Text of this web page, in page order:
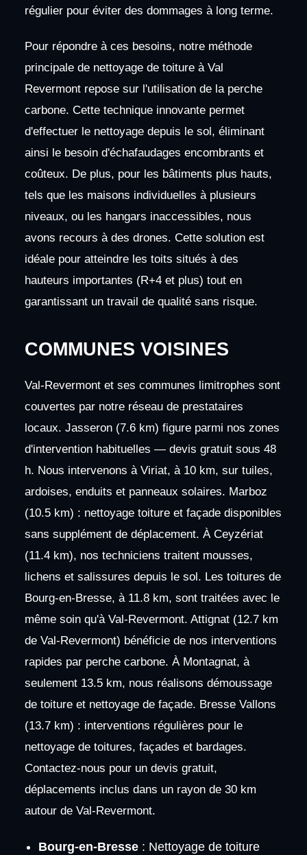
régulier pour éviter des dommages à long terme.
Pour répondre à ces besoins, notre méthode
principale de nettoyage de toiture à Val
Revermont repose sur l'utilisation de la perche
carbone. Cette technique innovante permet
d'effectuer le nettoyage depuis le sol, éliminant
ainsi le besoin d'échafaudages encombrants et
coûteux. De plus, pour les bâtiments plus hauts,
tels que les maisons individuelles à plusieurs
niveaux, ou les hangars inaccessibles, nous
avons recours à des drones. Cette solution est
idéale pour atteindre les toits situés à des
hauteurs importantes (R+4 et plus) tout en
garantissant un travail de qualité sans risque.
COMMUNES VOISINES
Val-Revermont et ses communes limitrophes sont
couvertes par notre réseau de prestataires
locaux. Jasseron (7.6 km) figure parmi nos zones
d'intervention habituelles — devis gratuit sous 48
h. Nous intervenons à Viriat, à 10 km, sur tuiles,
ardoises, enduits et panneaux solaires. Marboz
(10.5 km) : nettoyage toiture et façade disponibles
sans supplément de déplacement. À Ceyzériat
(11.4 km), nos techniciens traitent mousses,
lichens et salissures depuis le sol. Les toitures de
Bourg-en-Bresse, à 11.8 km, sont traitées avec le
même soin qu'à Val-Revermont. Attignat (12.7 km
de Val-Revermont) bénéficie de nos interventions
rapides par perche carbone. À Montagnat, à
seulement 13.5 km, nous réalisons démoussage
de toiture et nettoyage de façade. Bresse Vallons
(13.7 km) : interventions régulières pour le
nettoyage de toitures, façades et bardages.
Contactez-nous pour un devis gratuit,
déplacements inclus dans un rayon de 30 km
autour de Val-Revermont.
Bourg-en-Bresse: Nettoyage de toiture